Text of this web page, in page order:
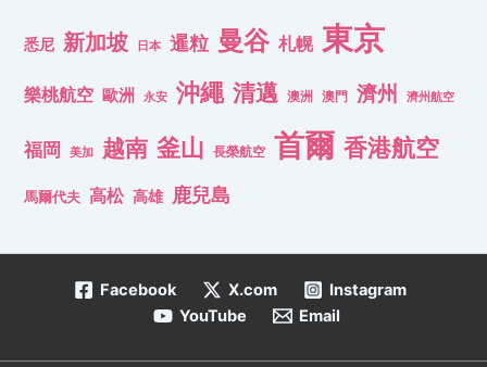
悉尼 新加坡 日本 暹粒 曼谷 札幌 東京
樂桃航空 歐洲 永安 沖繩 清邁 澳洲 澳門 濟州 濟州航空
福岡 美加 越南 釜山 長榮航空 首爾 香港航空
馬爾代夫 高松 高雄 鹿兒島
Facebook X.com
Instagram
YouTube
Email